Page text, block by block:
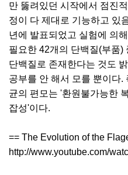
만 뚫려있던 시작에서 점진
정이 다 제대로 기능하고 있
년에 발표되었고 실험에 의
필요한 42개의 단백질(부품)
단백질로 존재한다는 것도
공부를 안 해서 모를 뿐이다.
균의 편모는 '환원불가능한
잡성'이다.
== The Evolution of the
http://www.youtube.com/